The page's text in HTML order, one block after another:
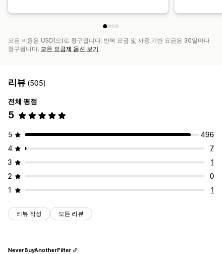
모든 비용은 USD(으)로 청구됩니다. 반복 요금 및 사용 기반 요금은 30일마다
청구됩니다. 모든 요금제 옵션 보기
리뷰 (505)
전체 평점
5
5
496
4
7
3
1
2
0
1
1
리뷰 작성 모든 리뷰
NeverBuyAnotherFilter